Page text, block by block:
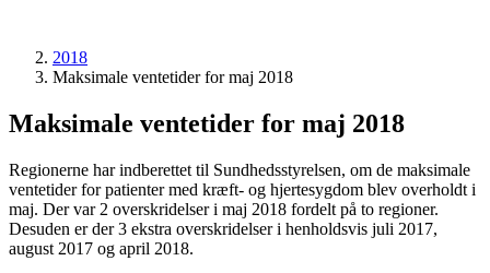
2018
Maksimale ventetider for maj 2018
Maksimale ventetider for maj 2018
Regionerne har indberettet til Sundhedsstyrelsen, om de maksimale
ventetider for patienter med kræft- og hjertesygdom blev overholdt i
maj. Der var 2 overskridelser i maj 2018 fordelt på to regioner.
Desuden er der 3 ekstra overskridelser i henholdsvis juli 2017,
august 2017 og april 2018.